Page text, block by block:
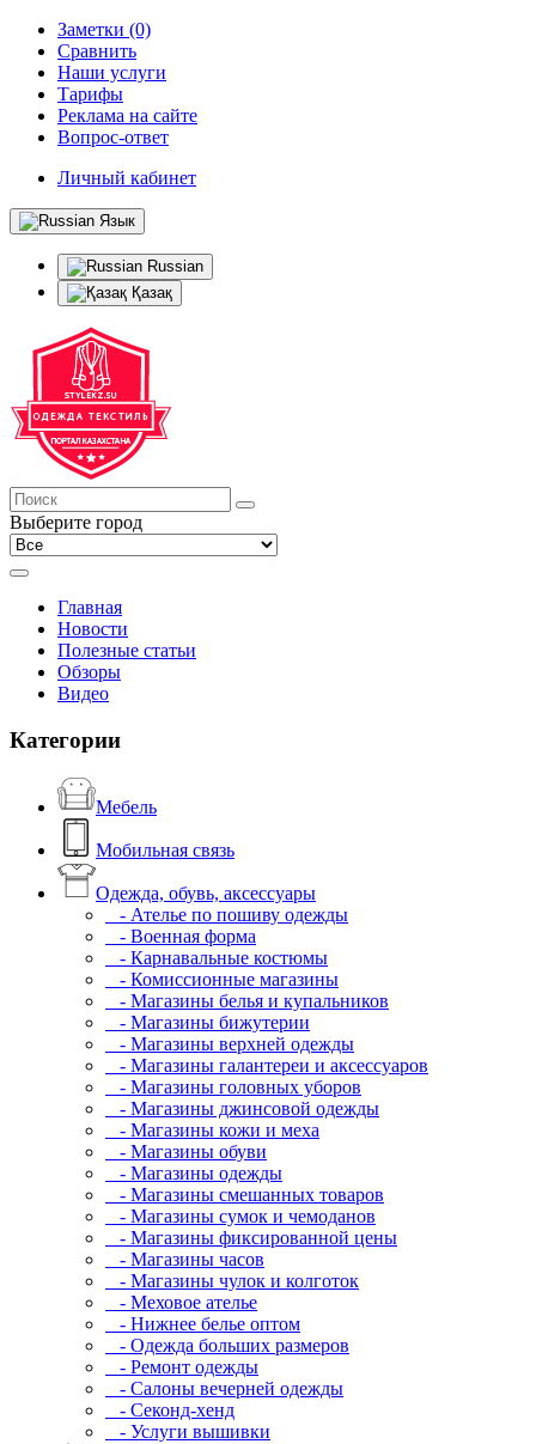
Заметки (0)
Сравнить
Наши услуги
Тарифы
Реклама на сайте
Вопрос-ответ
Личный кабинет
Язык
Russian
Қазақ
Выберите город
Главная
Новости
Полезные статьи
Обзоры
Видео
Категории
Мебель
Мобильная связь
Одежда, обувь, аксессуары
- Ателье по пошиву одежды
- Военная форма
- Карнавальные костюмы
- Комиссионные магазины
- Магазины белья и купальников
- Магазины бижутерии
- Магазины верхней одежды
- Магазины галантереи и аксессуаров
- Магазины головных уборов
- Магазины джинсовой одежды
- Магазины кожи и меха
- Магазины обуви
- Магазины одежды
- Магазины смешанных товаров
- Магазины сумок и чемоданов
- Магазины фиксированной цены
- Магазины часов
- Магазины чулок и колготок
- Меховое ателье
- Нижнее белье оптом
- Одежда больших размеров
- Ремонт одежды
- Салоны вечерней одежды
- Секонд-хенд
- Услуги вышивки